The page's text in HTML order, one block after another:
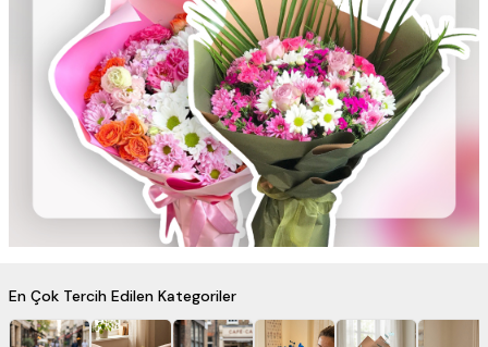
En Çok Tercih Edilen Kategoriler